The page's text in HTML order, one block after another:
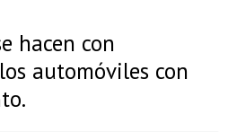
hacen con
automóviles con